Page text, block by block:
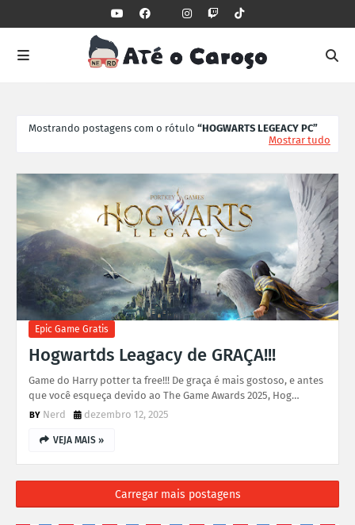
Mostrando postagens com o rótulo
HOGWARTS LEGEACY PC
Mostrar tudo
Epic Game Gratis
Hogwartds Leagacy de GRAÇA!!!
Game do Harry potter ta free!!! De graça é mais gostoso, e antes
que você esqueça devido ao The Game Awards 2025, Hog…
Nerd
dezembro 12, 2025
VEJA MAIS »
Carregar mais postagens